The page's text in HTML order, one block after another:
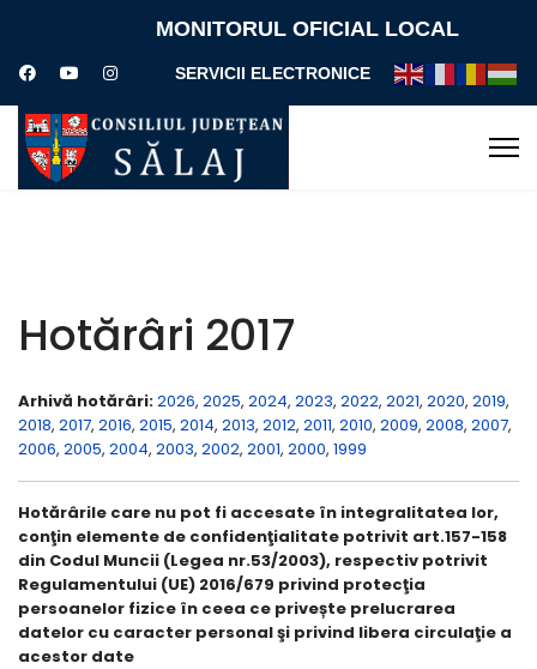
MONITORUL OFICIAL LOCAL
SERVICII ELECTRONICE
Hotărâri 2017
Arhivă hotărâri:2026, 2025, 2024, 2023, 2022, 2021, 2020, 2019,
2018, 2017, 2016, 2015, 2014, 2013, 2012, 2011, 2010, 2009, 2008, 2007,
2006, 2005, 2004, 2003, 2002, 2001, 2000, 1999
Hotărârile care nu pot fi accesate în integralitatea lor,
conţin elemente de confidenţialitate potrivit art.157-158
din Codul Muncii (Legea nr.53/2003), respectiv potrivit
Regulamentului (UE) 2016/679 privind protecţia
persoanelor fizice în ceea ce privește prelucrarea
datelor cu caracter personal şi privind libera circulaţie a
acestor date